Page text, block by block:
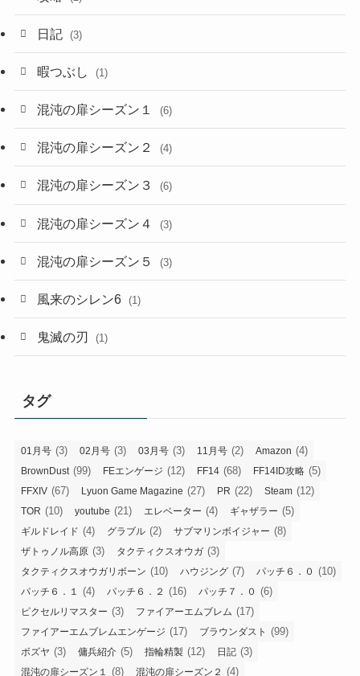
日記 (3)
暇つぶし (1)
混沌の扉シーズン１ (6)
混沌の扉シーズン２ (4)
混沌の扉シーズン３ (6)
混沌の扉シーズン４ (3)
混沌の扉シーズン５ (3)
風来のシレン6 (1)
鬼滅の刃 (1)
タグ
01月号 (3) 02月号 (3) 03月号 (3) 11月号 (2) Amazon (4)
BrownDust(99) FEエンゲージ (12) FF14 (68) FF14ID攻略 (5)
FFXIV (67) Lyuon Game Magazine (27) PR (22) Steam (12)
TOR (10) youtube (21) エレベーター (4) ギャザラー (5)
ギルドレイド (4) グラブル (2) サブマリンボイジャー (8)
ザトゥノル高原 (3) タクティクスオウガ (3)
タクティクスオウガリボーン (10) ハウジング (7) パッチ６．０ (10)
パッチ６．１ (4) パッチ６．２ (16) パッチ７．０ (6)
ピクセルリマスター (3) ファイアーエムブレム (17)
ファイアーエムブレムエンゲージ (17) ブラウンダスト (99)
ボズヤ (3) 傭兵紹介 (5) 指輪精製 (12) 日記 (3)
混沌の扉シーズン１ (8) 混沌の扉シーズン２ (4)